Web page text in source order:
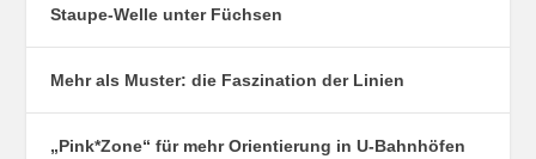
Staupe-Welle unter Füchsen
Mehr als Muster: die Faszination der Linien
„Pink*Zone“ für mehr Orientierung in U-Bahnhöfen